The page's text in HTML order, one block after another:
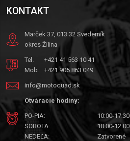
KONTAKT
Marček 37, 013 32 Svederník
okres Žilina
Tel.
+421 41 563 10 41
Mob.
+421 905 863 049
info@motoquad.sk
Otváracie hodiny:
PO-PIA:
10:00-17:30
SOBOTA:
10:00-12:00
NEDEĽA:
Zatvorené